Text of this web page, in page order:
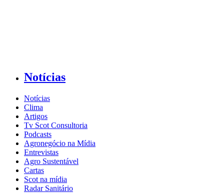
Notícias
Notícias
Clima
Artigos
Tv Scot Consultoria
Podcasts
Agronegócio na Mídia
Entrevistas
Agro Sustentável
Cartas
Scot na mídia
Radar Sanitário